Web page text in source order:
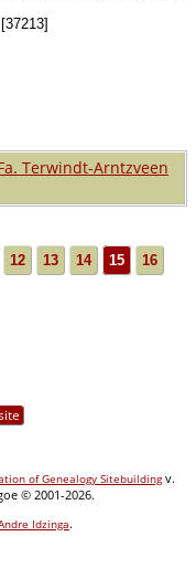
Terwindt-Arntzveen
12 13 14 15 16
of Genealogy Sitebuildingv.
© 2001-2026.
Idzinga.